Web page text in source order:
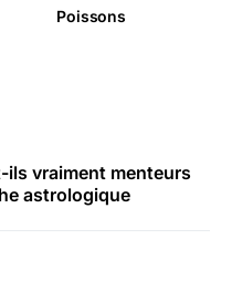
Poissons
ils vraiment menteurs
astrologique